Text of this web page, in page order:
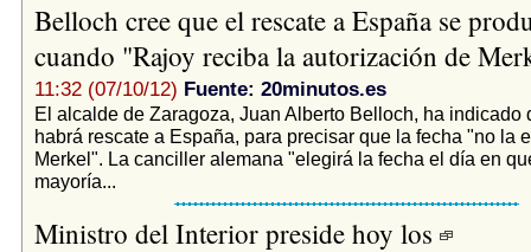
Belloch cree que el rescate a España se
cuando "Rajoy reciba la autorización de
11:32 (07/10/12) Fuente: 20minutos.es
El alcalde de Zaragoza, Juan Alberto Belloch, ha indicado
habrá rescate a España, para precisar que la fecha "no la
Merkel". La canciller alemana "elegirá la fecha el día en
mayoría...
Ministro del Interior preside hoy los